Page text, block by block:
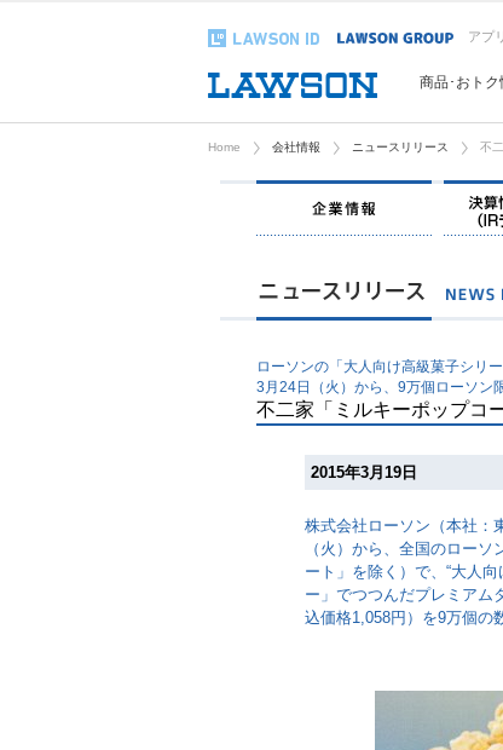
アプリ
商品･おトク
Home 会社情報 ニュースリリース 不
企業情報
ローソンの「大人向け高級菓子シリ
3月24日（火）から、9万個ローソン
不二家「ミルキーポップコ
2015年3月19日
株式会社ローソン（本社：
（火）から、全国のロー
ート」を除く）で、“大人
ー」でつつんだプレミアム
込価格1,058円）を9万個の